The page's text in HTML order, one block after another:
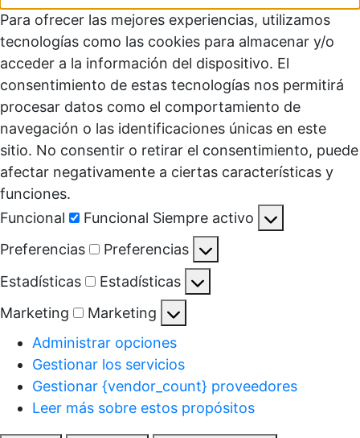
Para ofrecer las mejores experiencias, utilizamos
tecnologías como las cookies para almacenar y/o
acceder a la información del dispositivo. El
consentimiento de estas tecnologías nos permitirá
procesar datos como el comportamiento de
navegación o las identificaciones únicas en este
sitio. No consentir o retirar el consentimiento, puede
afectar negativamente a ciertas características y
funciones.
Funcional
Funcional Siempre activo
Preferencias
Preferencias
Estadísticas
Estadísticas
Marketing
Marketing
Administrar opciones
Gestionar los servicios
Gestionar {vendor_count} proveedores
Leer más sobre estos propósitos